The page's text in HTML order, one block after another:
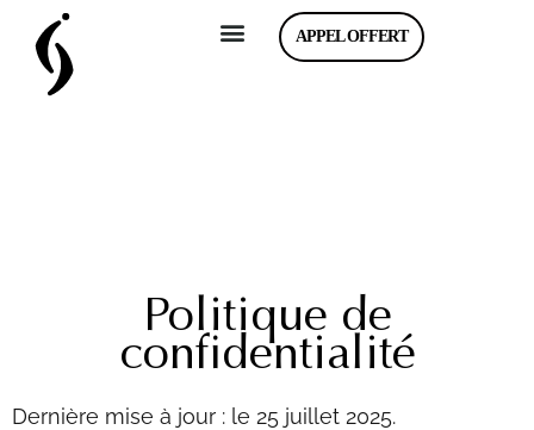
APPEL OFFERT
Politique de
confidentialité
Dernière mise à jour : le 25 juillet 2025.